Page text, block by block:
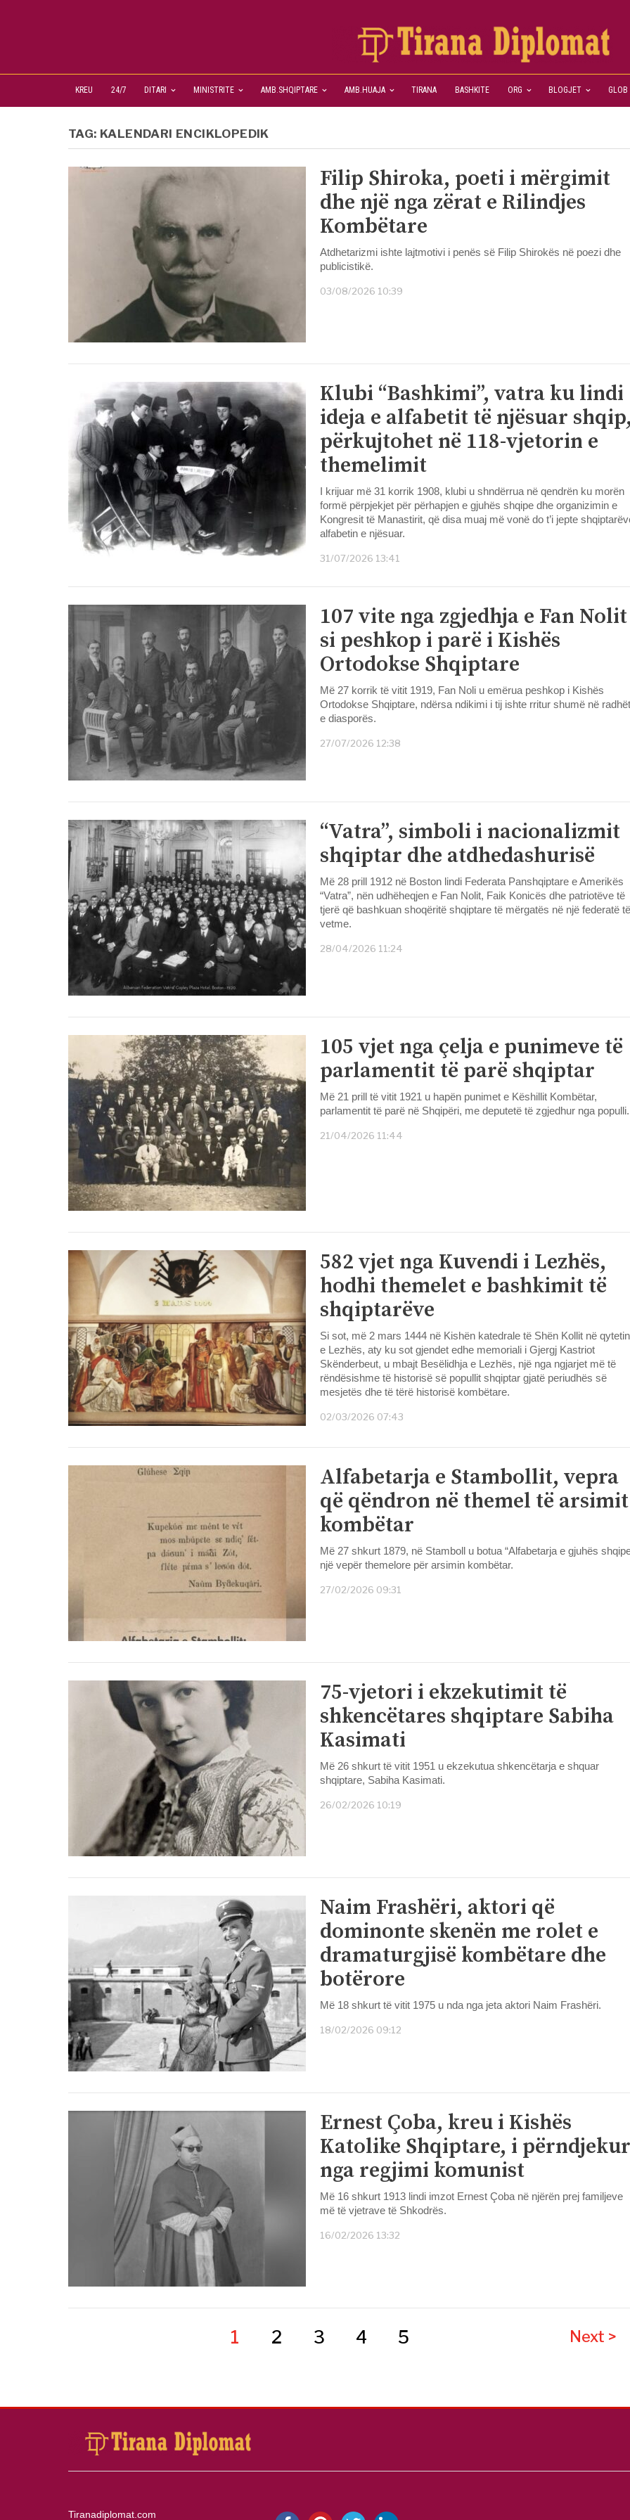
KREU 24/7 DITARI MINISTRITE AMB.SHQIPTARE AMB.HUAJA TIRANA BASHKITE ORG BLOGJET GLOB
TAG: KALENDARI ENCIKLOPEDIK
Filip Shiroka, poeti i mërgimit
dhe një nga zërat e Rilindjes
Kombëtare
Atdhetarizmi ishte lajtmotivi i penës së Filip Shirokës në poezi dhe
publicistikë.
03/08/2026 10:39
Klubi “Bashkimi”, vatra ku lindi
ideja e alfabetit të njësuar shqip,
përkujtohet në 118-vjetorin e
themelimit
I krijuar më 31 korrik 1908, klubi u shndërrua në qendrën ku morën
formë përpjekjet për përhapjen e gjuhës shqipe dhe organizimin e
Kongresit të Manastirit, që disa muaj më vonë do t’i jepte
alfabetin e njësuar.
31/07/2026 13:41
107 vite nga zgjedhja e Fan Nolit
si peshkop i parë i Kishës
Ortodokse Shqiptare
Më 27 korrik të vitit 1919, Fan Noli u emërua peshkop i Kishës
Ortodokse Shqiptare, ndërsa ndikimi i tij ishte rritur shumë në radhët
e diasporës.
27/07/2026 12:38
“Vatra”, simboli i nacionalizmit
shqiptar dhe atdhedashurisë
Më 28 prill 1912 në Boston lindi Federata Panshqiptare e Amerikës
“Vatra”, nën udhëheqjen e Fan Nolit, Faik Konicës dhe patriotëve të
tjerë që bashkuan shoqëritë shqiptare të mërgatës në një federatë të
vetme.
28/04/2026 11:24
105 vjet nga çelja e punimeve të
parlamentit të parë shqiptar
Më 21 prill të vitit 1921 u hapën punimet e Këshillit Kombëtar,
parlamentit të parë në Shqipëri, me deputetë të zgjedhur nga populli.
21/04/2026 11:44
582 vjet nga Kuvendi i Lezhës,
hodhi themelet e bashkimit të
shqiptarëve
Si sot, më 2 mars 1444 në Kishën katedrale të Shën Kollit në qytetin
e Lezhës, aty ku sot gjendet edhe memoriali i Gjergj Kastriot
Skënderbeut, u mbajt Besëlidhja e Lezhës, një nga ngjarjet më të
rëndësishme të historisë së popullit shqiptar gjatë periudhës së
mesjetës dhe të tërë historisë kombëtare.
02/03/2026 07:43
Alfabetarja e Stambollit, vepra
që qëndron në themel të arsimit
kombëtar
Më 27 shkurt 1879, në Stamboll u botua “Alfabetarja e gjuhës
një vepër themelore për arsimin kombëtar.
27/02/2026 09:31
75-vjetori i ekzekutimit të
shkencëtares shqiptare Sabiha
Kasimati
Më 26 shkurt të vitit 1951 u ekzekutua shkencëtarja e shquar
shqiptare, Sabiha Kasimati.
26/02/2026 10:19
Naim Frashëri, aktori që
dominonte skenën me rolet e
dramaturgjisë kombëtare dhe
botërore
Më 18 shkurt të vitit 1975 u nda nga jeta aktori Naim Frashëri.
18/02/2026 09:12
Ernest Çoba, kreu i Kishës
Katolike Shqiptare, i përndjekur
nga regjimi komunist
Më 16 shkurt 1913 lindi imzot Ernest Çoba në njërën prej familjeve
më të vjetrave të Shkodrës.
16/02/2026 13:32
1 2 3 4 5 Next >
Tiranadiplomat.com